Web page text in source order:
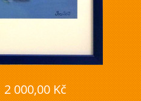
2 000,00 Kč